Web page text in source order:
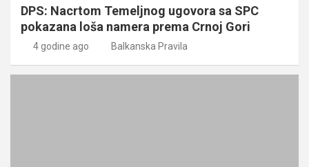
DPS: Nacrtom Temeljnog ugovora sa SPC
pokazana loša namera prema Crnoj Gori
4 godine ago Balkanska Pravila